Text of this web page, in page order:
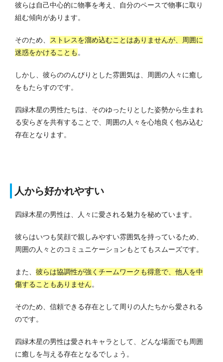
彼らは自己中心的に物事を考え、自分のペースで物事に取り
組む傾向があります。
そのため、 ストレスを溜め込むことはありませんが、周囲に
迷惑をかけることも。
しかし、彼らののんびりとした雰囲気は、周囲の人々に癒し
をもたらすのです。
四緑木星の男性たちは、そのゆったりとした姿勢から生まれ
る安らぎを共有することで、周囲の人々を心地良く包み込む
存在となります。
人から好かれやすい
四緑木星の男性は、人々に愛される魅力を秘めています。
彼らはいつも笑顔で親しみやすい雰囲気を持っているため、
周囲の人々とのコミュニケーションもとてもスムーズです。
また、 彼らは協調性が強くチームワークも得意で、他人を中
傷することもありません。
そのため、信頼できる存在として周りの人たちから愛される
のです。
四緑木星の男性は愛されキャラとして、どんな場面でも周囲
に癒しを与える存在となるでしょう。